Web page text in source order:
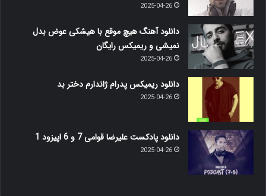
2025-04-26
دانلود آهنگ هیچ موقع با هیشکی عوض بدل
نمیشی و ریمیکس رایگان
2025-04-26
دانلود ریمیکس پدرام ژاندارم دختر بد
2025-04-26
دانلود پادکست علیرضا قوامی 7 و 6 اپیزود 1
2025-04-26